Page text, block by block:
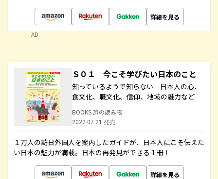
詳細を見る
AD
Ｓ０１ 今こそ学びたい日本のこと
知っているようで知らない 日本人の心、
食文化、職文化、信仰、地域の魅力など
BOOKS 旅の読み物
2022.07.21 発売
１万人の訪日外国人を案内したガイドが、日本人にこそ伝えた
い日本の魅力が満載。日本の再発見ができる１冊！
詳細を見る